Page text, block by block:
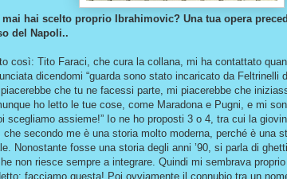
mai hai scelto proprio Ibrahimovic? Una tua opera
del Napoli..
così: Tito Faraci, che cura la collana, mi ha contattato
dicendomi “guarda sono stato incaricato da Feltrinelli
che tu ne facessi parte, mi piacerebbe che
ho letto le tue cose, come Maradona e Pugni, e mi
scegliamo assieme!” Io ne ho proposti 3 o 4, tra cui la
che secondo me è una storia molto moderna, perché è una
Nonostante fosse una storia degli anni ’90, si parla di
non riesce sempre a integrare. Quindi mi sembrava
facciamo questa! Poi ovviamente il connubio tra un